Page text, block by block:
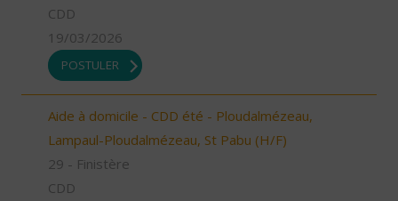
CDD
19/03/2026
POSTULER
Aide à domicile - CDD été - Ploudalmézeau,
Lampaul-Ploudalmézeau, St Pabu (H/F)
29 - Finistère
CDD